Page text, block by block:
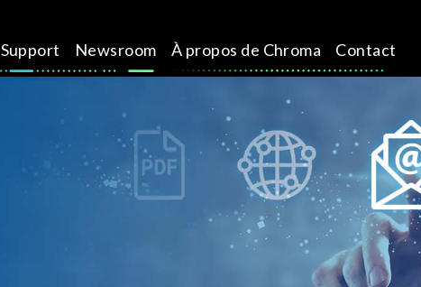
Support Newsroom À propos de Chroma Contact